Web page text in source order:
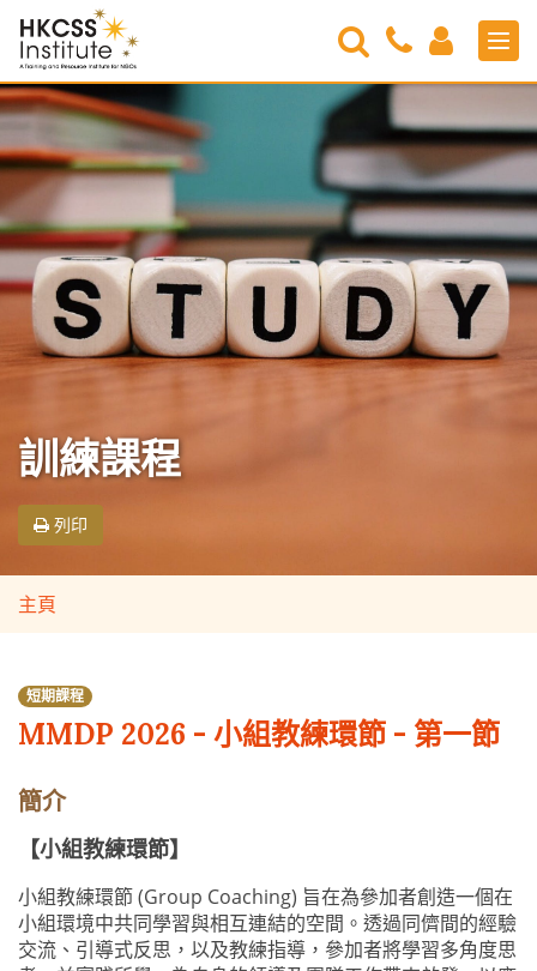
HKCSS
Institute
Search
Contact
Us
Login
訓練課程
列印
主頁
短期課程
MMDP 2026 - 小組教練環節 - 第一節
簡介
【小組教練環節】
小組教練環節 (Group Coaching) 旨在為參加者創造一個在
小組環境中共同學習與相互連結的空間。透過同儕間的經驗
交流、引導式反思，以及教練指導，參加者將學習多角度思